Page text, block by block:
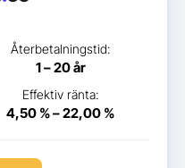
Återbetalningstid:
1 – 20 år
Effektiv ränta:
4,50 % – 22,00 %